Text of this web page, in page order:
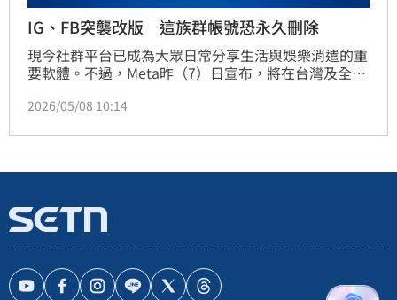
IG、FB突襲改版 這族群帳號恐永久刪除
現今社群平台已成為大眾日常分享生活與娛樂消遣的重
要軟體。不過，Meta昨（7）日宣布，將在台灣及全球
下帳號預設啟用保護設定，限制瀏覽不適合未成年人的
的安全措施，主動辨識並移除未滿13歲的帳號。
2026/05/08 10:14